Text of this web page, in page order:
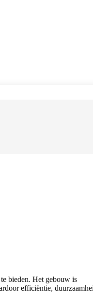
bieden. Het gebouw is
efficiëntie,